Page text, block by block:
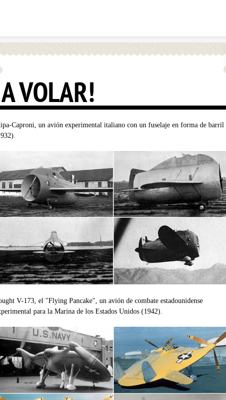
VOLAR!
Caproni, un avión experimental italiano con un fuselaje en forma de barril
V-173, el "Flying Pancake", un avión de combate estadounidense
para la Marina de los Estados Unidos (1942).